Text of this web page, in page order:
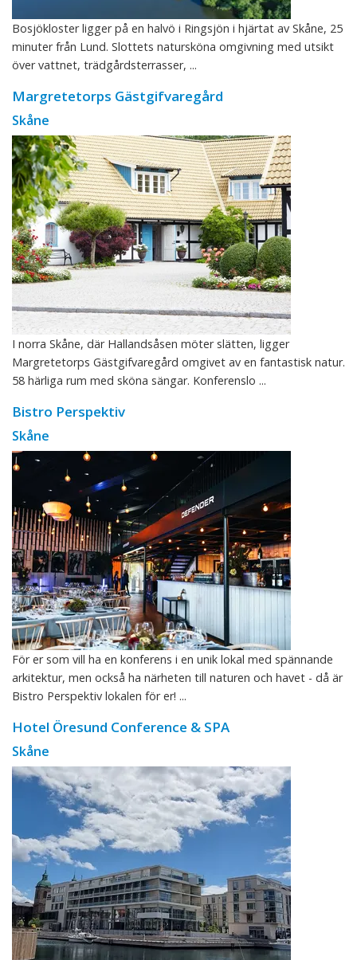
Bosjökloster ligger på en halvö i Ringsjön i hjärtat av Skåne, 25
minuter från Lund. Slottets natursköna omgivning med utsikt
över vattnet, trädgårdsterrasser, ...
Margretetorps Gästgifvaregård
Skåne
I norra Skåne, där Hallandsåsen möter slätten, ligger
Margretetorps Gästgifvaregård omgivet av en fantastisk natur.
58 härliga rum med sköna sängar. Konferenslo ...
Bistro Perspektiv
Skåne
För er som vill ha en konferens i en unik lokal med spännande
arkitektur, men också ha närheten till naturen och havet - då är
Bistro Perspektiv lokalen för er! ...
Hotel Öresund Conference & SPA
Skåne